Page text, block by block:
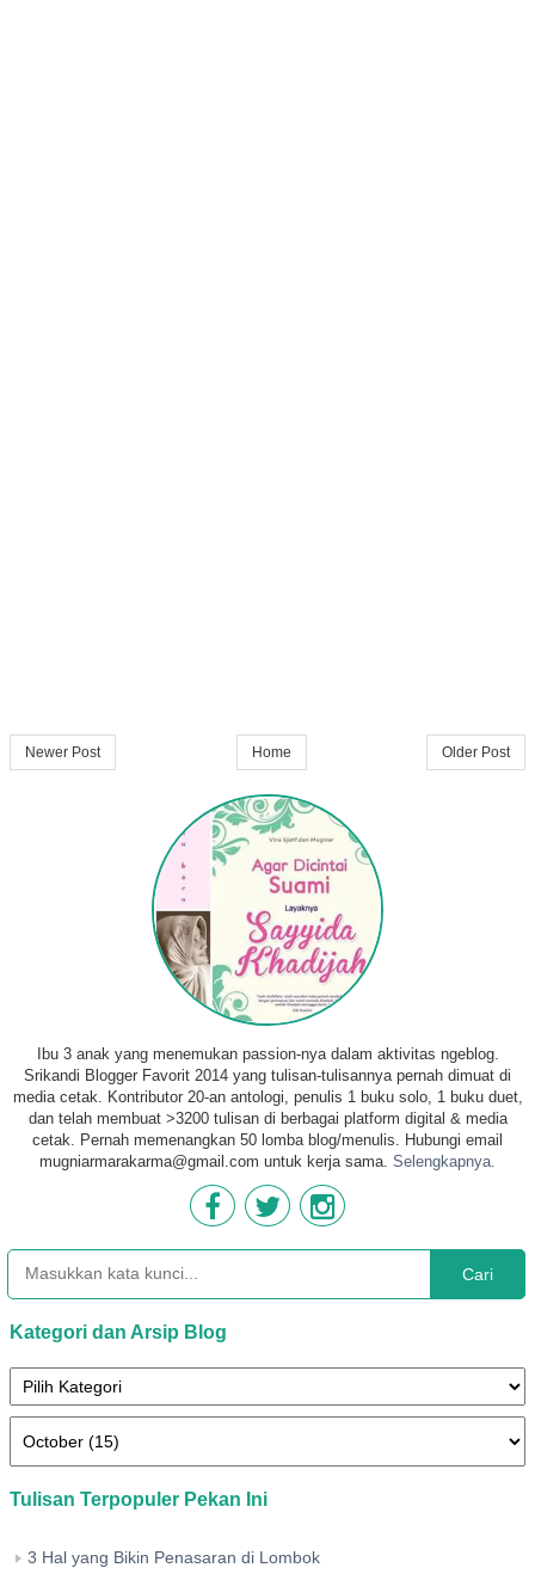
Newer Post Older Post
Home
Ibu 3 anak yang menemukan passion-nya dalam aktivitas ngeblog.
Srikandi Blogger Favorit 2014 yang tulisan-tulisannya pernah dimuat di
media cetak. Kontributor 20-an antologi, penulis 1 buku solo, 1 buku duet,
dan telah membuat >3200 tulisan di berbagai platform digital & media
cetak. Pernah memenangkan 50 lomba blog/menulis. Hubungi email
mugniarmarakarma@gmail.com untuk kerja sama. Selengkapnya.
Cari
Kategori dan Arsip Blog
Tulisan Terpopuler Pekan Ini
3 Hal yang Bikin Penasaran di Lombok